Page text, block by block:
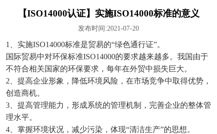
【ISO14000认证】实施ISO14000标准的意义
发布时间:2021-07-20
1、实施ISO14000标准是贸易的“绿色通行证”。
国际贸易中对环保标准ISO14000的要求越来越多。我国由于
不符合相关国家的环保要求，每年在外贸中损失巨大。
2、提高企业形象，降低环境风险，在市场竞争中取得优势，
创造商机。
3、提高管理能力，形成系统的管理机制，完善企业的整体管
理水平。
4、掌握环境状况，减少污染，体现“清洁生产”的思想。
OHS18000